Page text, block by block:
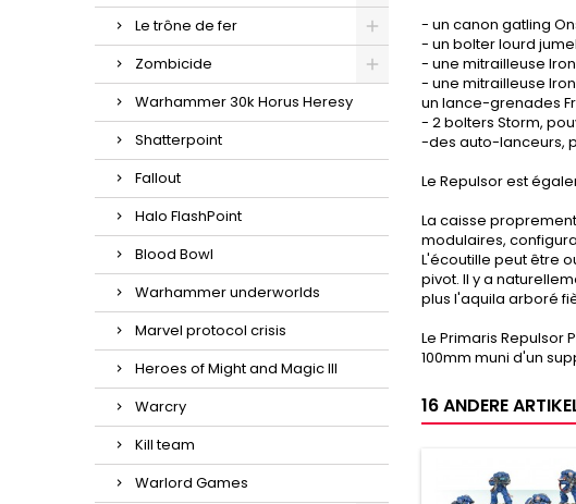
Le trône de fer
Zombicide
Warhammer 30k Horus Heresy
Shatterpoint
Fallout
Halo FlashPoint
Blood Bowl
Warhammer underworlds
Marvel protocol crisis
Heroes of Might and Magic III
Warcry
Kill team
Warlord Games
- un canon gatling
- un bolter lourd
- une mitrailleuse
- une mitrailleuse
un lance-grenades
- 2 bolters Storm,
-des auto-lanceurs,
Le Repulsor est
La caisse
modulaires,
L'écoutille peut être
pivot. Il y a
plus l'aquila arboré
Le Primaris Repulsor
100mm muni d'un
16 ANDERE